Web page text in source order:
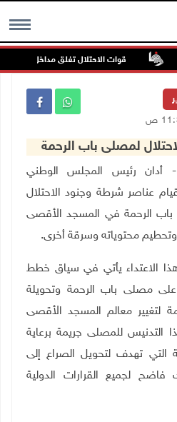
MENU
قوات الاحتلال تغلق مداخل يعبد جنوب
لمصلى باب الرحمة
8-9-2023 وفا- أدان رئيس المجلس الوطني
عناصر شرطة وجنود الاحتلال
باب الرحمة في المسجد الأقصى
وتحطيم محتوياته وسرقة أخرى.
الاعتداء يأتي في سياق خطط
على مصلى باب الرحمة وتحويلة
لتغيير معالم المسجد الأقصى
التدنيس للمصلى جريمة برعاية
التي تهدف لتحويل الصراع إلى
لجميع القرارات الدولية